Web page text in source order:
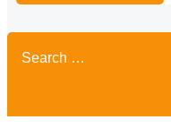
Search
for: